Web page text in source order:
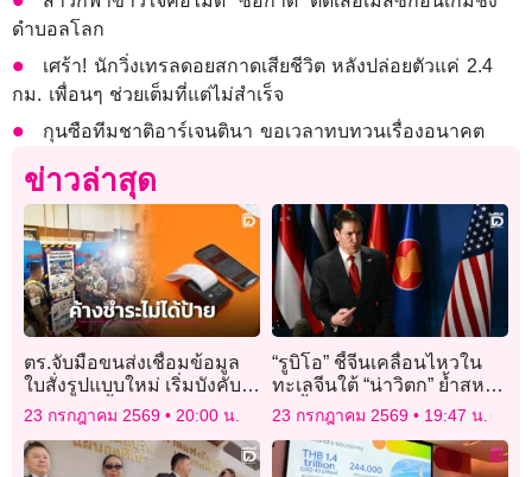
ดำบอลโลก
เศร้า! นักวิ่งเทรลดอยสกาดเสียชีวิต หลังปล่อยตัวแค่ 2.4
กม. เพื่อนๆ ช่วยเต็มที่แต่ไม่สำเร็จ
กุนซือทีมชาติอาร์เจนตินา ขอเวลาทบทวนเรื่องอนาคต
ข่าวล่าสุด
ตร.จับมือขนส่งเชื่อมข้อมูล
ใบสั่งรูปแบบใหม่ เริ่มบังคับ
ใช้ 1 ส.ค.นี้ หากค้างชำระไม่
ได้รับป้ายภาษีจริง
23 กรกฎาคม 2569 20:00 น.
“รูบิโอ” ชี้จีนเคลื่อนไหวใน
ทะเลจีนใต้ “น่าวิตก” ย้ำสหรัฐ
ไม่ทิ้งฟิลิปปินส์
23 กรกฎาคม 2569 19:47 น.